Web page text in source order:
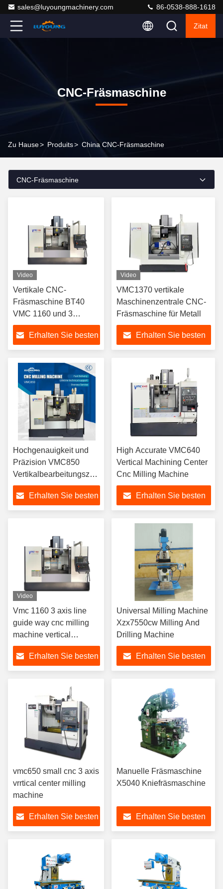
sales@luyoungmachinery.com 86-0538-888-1618
Zitat
CNC-Fräsmaschine
Zu Hause> Produits> China CNC-Fräsmaschine
CNC-Fräsmaschine
Video
Vertikale CNC-
Fräsmaschine BT40
VMC 1160 und 3
Achsen für präzise und
bearbeitete Leistungen
Erhalten Sie besten
Video
VMC1370 vertikale
Maschinenzentrale CNC-
Fräsmaschine für Metall
Erhalten Sie besten
Hochgenauigkeit und
Präzision VMC850
Vertikalbearbeitungszentren
CNC-Fräsmaschine
Erhalten Sie besten
High Accurate VMC640
Vertical Machining Center
Cnc Milling Machine
Erhalten Sie besten
Video
Vmc 1160 3 axis line
guide way cnc milling
machine vertical
machine center
Erhalten Sie besten
Universal Milling Machine
Xzx7550cw Milling And
Drilling Machine
Erhalten Sie besten
vmc650 small cnc 3 axis
vrrtical center milling
machine
Erhalten Sie besten
Manuelle Fräsmaschine
X5040 Kniefräsmaschine
Erhalten Sie besten